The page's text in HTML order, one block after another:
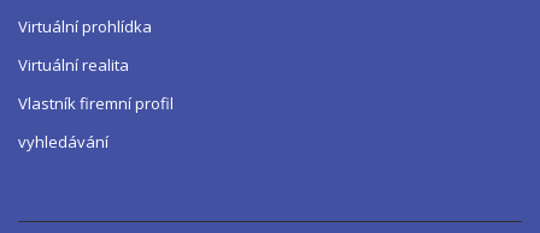
Virtuální prohlídka
Virtuální realita
Vlastník firemní profil
vyhledávání